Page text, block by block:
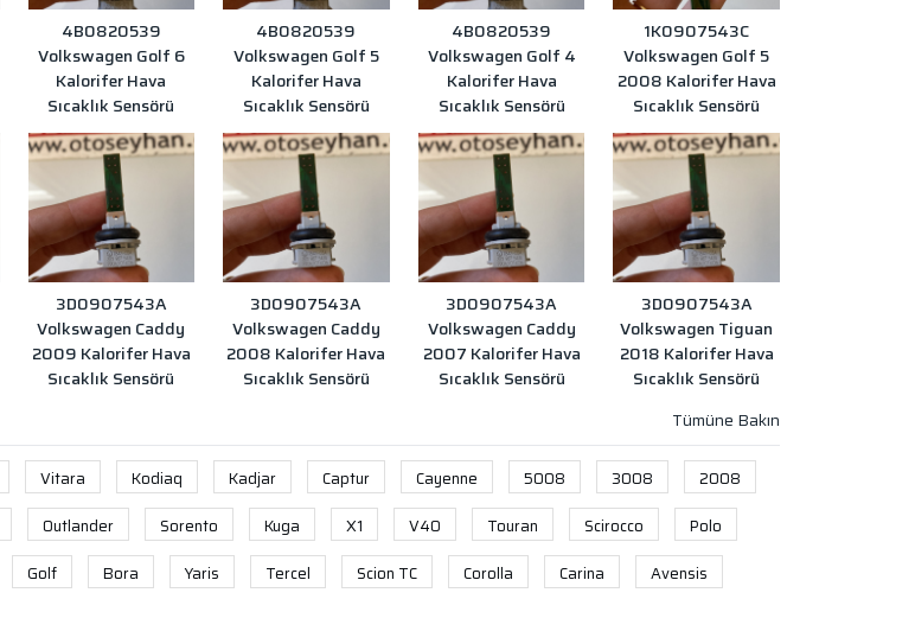
4B0820539
Volkswagen Golf 6
Kalorifer Hava
Sıcaklık Sensörü
4B0820539
Volkswagen Golf 5
Kalorifer Hava
Sıcaklık Sensörü
4B0820539
Volkswagen Golf 4
Kalorifer Hava
Sıcaklık Sensörü
1K0907543C
Volkswagen Golf 5
2008 Kalorifer Hava
Sıcaklık Sensörü
3D0907543A
Volkswagen Caddy
2009 Kalorifer Hava
Sıcaklık Sensörü
3D0907543A
Volkswagen Caddy
2008 Kalorifer Hava
Sıcaklık Sensörü
3D0907543A
Volkswagen Caddy
2007 Kalorifer Hava
Sıcaklık Sensörü
3D0907543A
Volkswagen Tiguan
2018 Kalorifer Hava
Sıcaklık Sensörü
Vitara Kodiaq Kadjar Captur Cayenne 5008 3008
2008
Outlander Sorento Kuga X1 V40 Touran Scirocco
Polo
Golf Bora Yaris Tercel Scion TC Corolla Carina Avensis